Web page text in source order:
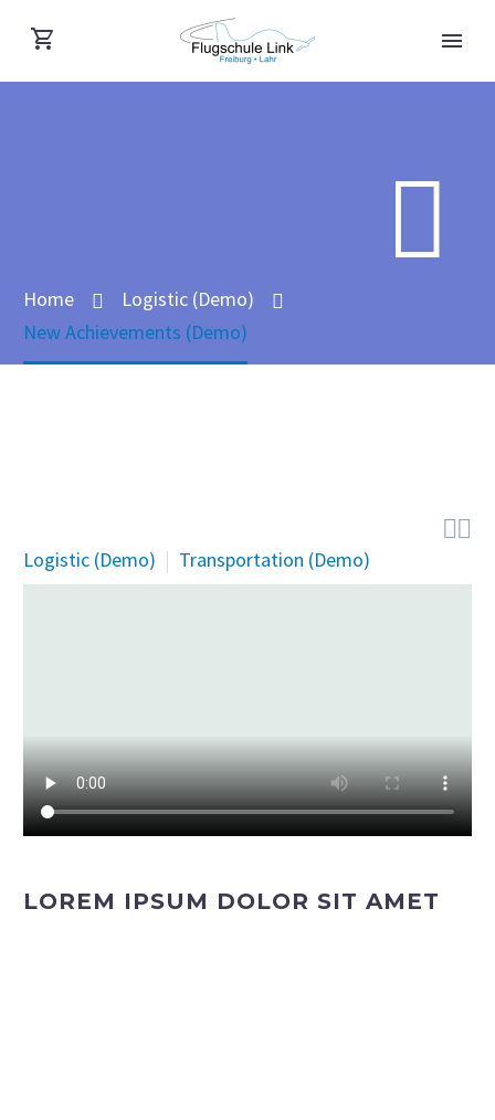


Home
Logistic (Demo)
New Achievements (Demo)

Logistic (Demo) Transportation (Demo)
LOREM IPSUM DOLOR SIT AMET